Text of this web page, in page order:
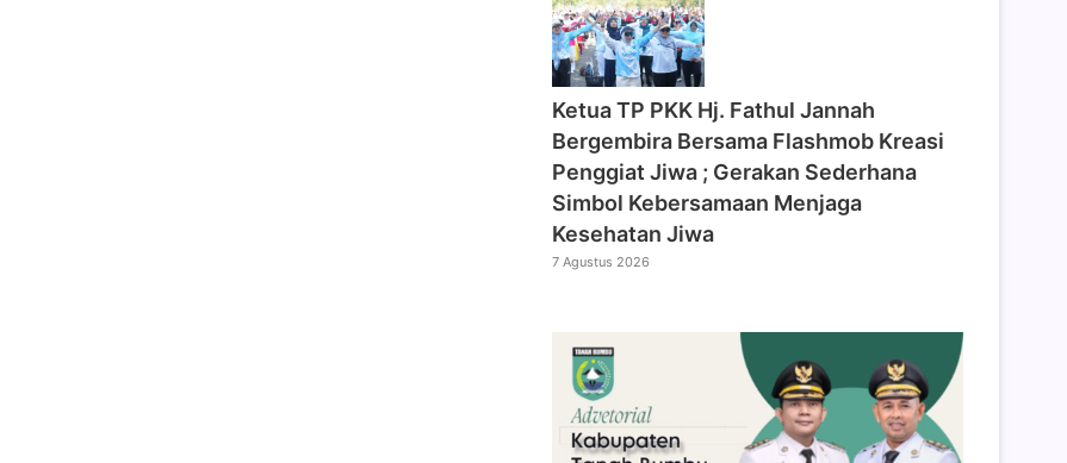
‎Ketua TP PKK Hj. Fathul Jannah
Bergembira Bersama Flashmob Kreasi
Penggiat Jiwa ; Gerakan Sederhana
Simbol Kebersamaan Menjaga
Kesehatan Jiwa
7 Agustus 2026